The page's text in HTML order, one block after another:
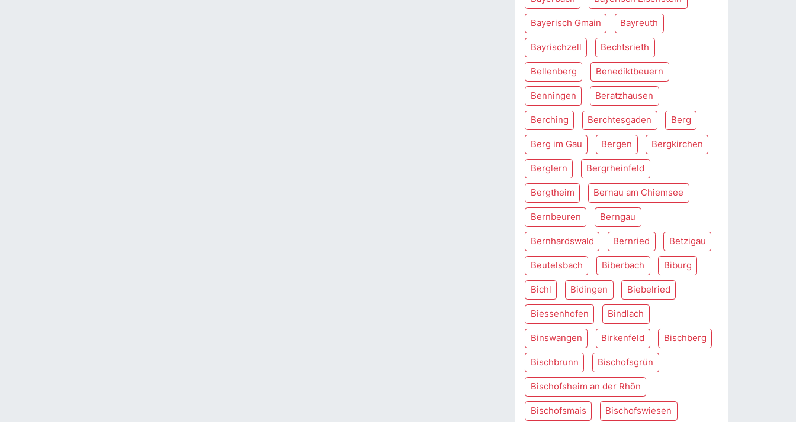
Bayerisch Gmain Bayreuth
Bayrischzell Bechtsrieth
Bellenberg Benediktbeuern
Benningen Beratzhausen
Berching Berchtesgaden Berg
Berg im Gau Bergen Bergkirchen
Berglern Bergrheinfeld
Bergtheim Bernau am Chiemsee
Bernbeuren Berngau
Bernhardswald Bernried Betzigau
Beutelsbach Biberbach Biburg
Bichl Bidingen Biebelried
Biessenhofen Bindlach
Binswangen Birkenfeld Bischberg
Bischbrunn Bischofsgrün
Bischofsheim an der Rhön
Bischofsmais Bischofswiesen